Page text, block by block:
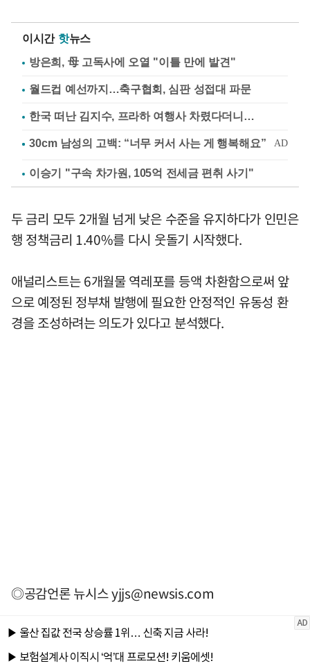
이시간 핫뉴스
방은희, 母 고독사에 오열 "이틀 만에 발견"
월드컵 예선까지…축구협회, 심판 성접대 파문
한국 떠난 김지수, 프라하 여행사 차렸다더니…
이승기 "구속 차가원, 105억 전세금 편취 사기"
두 금리 모두 2개월 넘게 낮은 수준을 유지하다가 인민은
행 정책금리 1.40%를 다시 웃돌기 시작했다.
애널리스트는 6개월물 역레포를 등액 차환함으로써 앞
으로 예정된 정부채 발행에 필요한 안정적인 유동성 환
경을 조성하려는 의도가 있다고 분석했다.
◎공감언론 뉴시스yjjs@newsis.com